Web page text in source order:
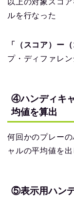
ルを行なった
「（スコア）ー
プ・ディファレン
④ハンディキ
均値を算出
何回かのプレー
ャルの平均値を出
⑤表示用ハン